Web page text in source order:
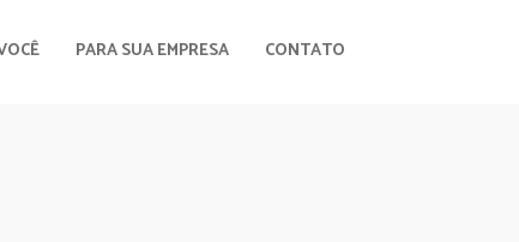
PARA SUA EMPRESA CONTATO